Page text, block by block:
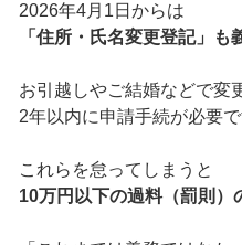
2026年4月1日からは
「住所・氏名変更登記」も
お引越しやご結婚などで変
2年以内に申請手続が必要
これらを怠ってしまうと
10万円以下の過料（罰則）